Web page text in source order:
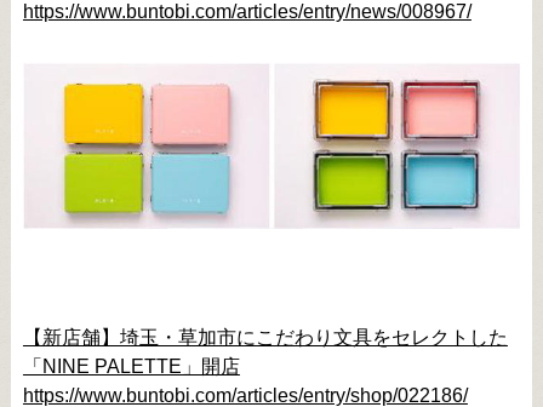
https://www.buntobi.com/articles/entry/news/008967/
【新店舗】埼玉・草加市にこだわり文具をセレクトした
「NINE PALETTE」開店
https://www.buntobi.com/articles/entry/shop/022186/